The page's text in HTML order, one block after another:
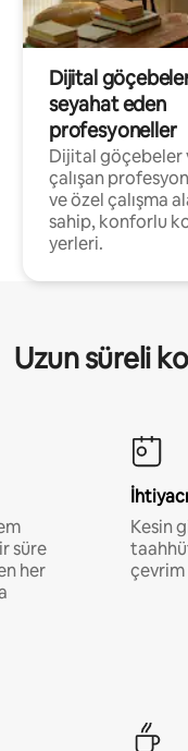
Dijital
seyahat eden
profesyoneller
Dijital göçebeler
çalışan
ve özel çalışma
sahip, konforlu
yerleri.
Uzun süreli
süre
her
Kesin
çevrim